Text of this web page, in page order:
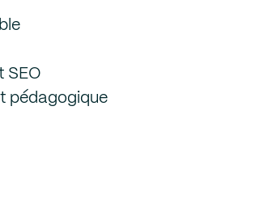
SEO
pédagogique